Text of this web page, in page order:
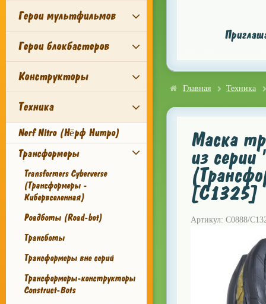
Герои мультфильмов
Герои блокбастеров
Конструкторы
Техника
Nerf Nitro (Нёрф Нитро)
Трансформеры
Transformers Cyberverse
(Трансформеры -
Кибервселенная)
Роадботы (Road-bot)
Трансботы
Трансформеры вне серий
Трансформеры-конструкторы
Construct-Bots
Главная Техника
Маска
из серии
[C1325]
Артикул: C0888/